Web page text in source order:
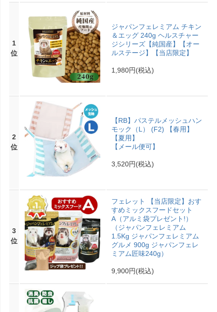
1
位
ジャパンフェレミアム チキン
＆エッグ 240g ヘルスチャー
ジシリーズ【純国産】【オー
ルステージ】【当店限定】
1,980円(税込)
2
位
【RB】パステルメッシュハン
モック（L） (F2) 【春用】
【夏用】
【メール便可】
3,520円(税込)
3
位
フェレット 【当店限定】おす
すめミックスフードセット
A（アルミ袋プレゼント!）
（ジャパンフェレミアム
1.5Kg ジャパンフェレミアム
グルメ 900g ジャパンフェレ
ミアム匠味240g）
9,900円(税込)